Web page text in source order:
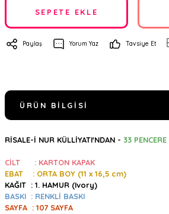
SEPETE EKLE
Paylaş Yorum Yaz Tavsiye Et
ÜRÜN BILGISI
RİSALE-İ NUR KÜLLİYATI'NDAN - 33 PENCERE
CİLT : KARTON KAPAK
EBAT : ORTA BOY (11 x 16,5 cm)
KAĞIT : 1. HAMUR (Ivory)
BASKI : RENKLİ BASKI
SAYFA : 107 SAYFA